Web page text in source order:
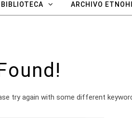
BIBLIOTECA ARCHIVO
try again with some different